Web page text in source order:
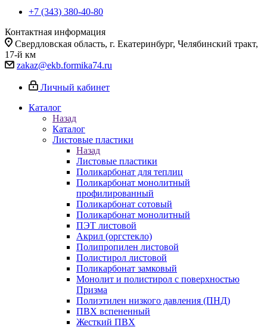
+7 (343) 380-40-80
Контактная информация
Свердловская область, г. Екатеринбург, Челябинский тракт,
17-й км
zakaz@ekb.formika74.ru
Личный кабинет
Каталог
Назад
Каталог
Листовые пластики
Назад
Листовые пластики
Поликарбонат для теплиц
Поликарбонат монолитный
профилированный
Поликарбонат сотовый
Поликарбонат монолитный
ПЭТ листовой
Акрил (оргстекло)
Полипропилен листовой
Полистирол листовой
Поликарбонат замковый
Монолит и полистирол с поверхностью
Призма
Полиэтилен низкого давления (ПНД)
ПВХ вспененный
Жесткий ПВХ